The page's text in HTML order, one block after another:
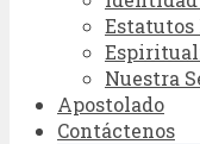
Estatutos
Nuestra
Apostolado
Contáctenos